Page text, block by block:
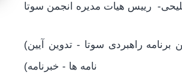
رییس هیات مدیره انجمن سوتا
(فریبا آریا (تدوین برنامه راهبردی سوتا - تدوین آیین
نامه ها - خبرنامه)